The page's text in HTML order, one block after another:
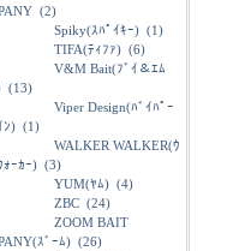
(2)
Spiky(ｽﾊﾟｲｷｰ) (1)
TIFA(ﾃｨﾌｧ) (6)
V&M Bait(ﾌﾞｲ＆ｴﾑ
(13)
Viper Design(ﾊﾞｲﾊﾟｰ
ﾝ) (1)
WALKER WALKER(ｳ
ｫｰｶｰ) (3)
YUM(ﾔﾑ) (4)
ZBC (24)
ZOOM BAIT
ｽﾞｰﾑ) (26)